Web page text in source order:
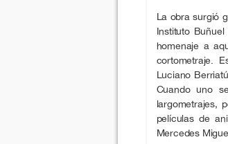
La obra surgió
Instituto
homenaje a
cortometraje.
Luciano
Cuando uno
largometrajes,
películas de
Mercedes